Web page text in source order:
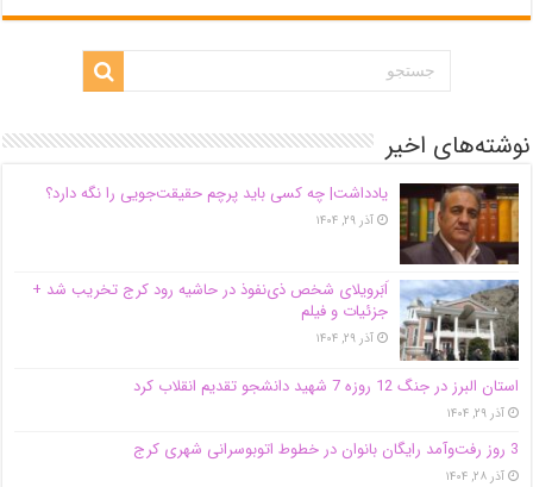
نوشته‌های اخیر
یادداشت| ‌چه کسی باید پرچم حقیقت‌جویی را نگه دارد؟
آذر ۲۹, ۱۴۰۴
اَبَر‌ویلای شخص ذی‌نفوذ در حاشیه‌ رود کرج تخریب شد +
جزئیات و فیلم
آذر ۲۹, ۱۴۰۴
استان البرز در جنگ 12 روزه 7 شهید دانشجو تقدیم انقلاب کرد
آذر ۲۹, ۱۴۰۴
3 روز رفت‌وآمد رایگان بانوان در خطوط اتوبوسرانی شهری کرج
آذر ۲۸, ۱۴۰۴